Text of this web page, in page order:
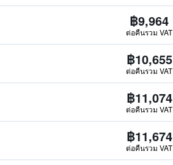
฿9,964
ต่อคืนรวม VAT
฿10,655
ต่อคืนรวม VAT
฿11,074
ต่อคืนรวม VAT
฿11,674
ต่อคืนรวม VAT